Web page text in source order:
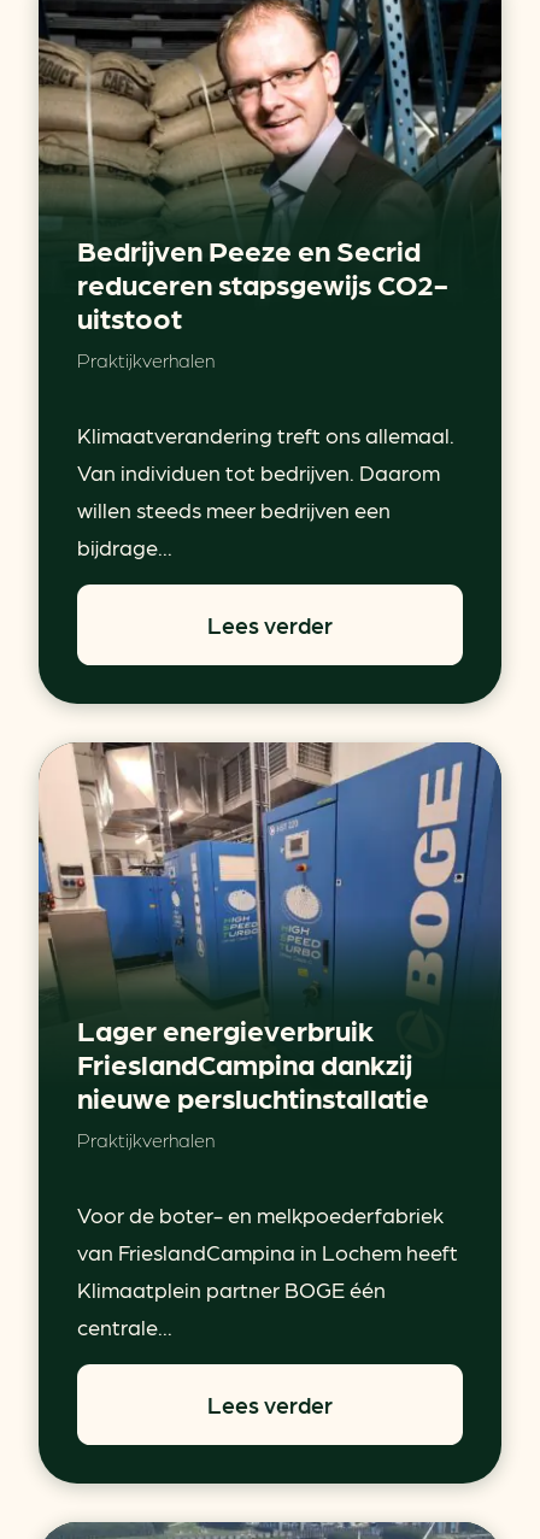
Bedrijven Peeze en Secrid
reduceren stapsgewijs CO2-
uitstoot
Praktijkverhalen
Klimaatverandering treft ons allemaal.
Van individuen tot bedrijven. Daarom
willen steeds meer bedrijven een
bijdrage...
Lees verder
Lager energieverbruik
FrieslandCampina dankzij
nieuwe persluchtinstallatie
Praktijkverhalen
Voor de boter- en melkpoederfabriek
van FrieslandCampina in Lochem heeft
Klimaatplein partner BOGE één
centrale...
Lees verder